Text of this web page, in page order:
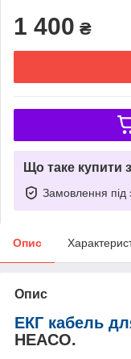
1 400 ₴
Що таке купити
Замовлення під
Опис
Опис
ЕКГ кабель
HEACO.